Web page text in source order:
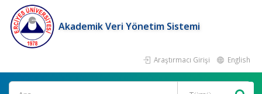
Akademik Veri Yönetim Sistemi
Araştırmacı Girişi English
Ara